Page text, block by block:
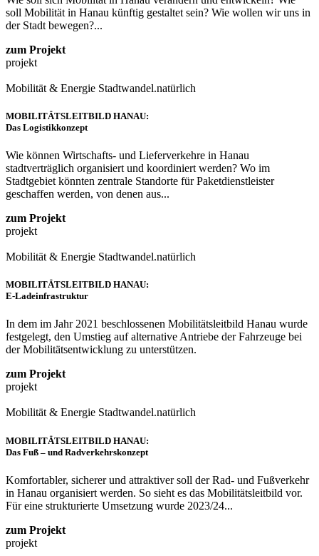
soll Mobilität in Hanau künftig gestaltet sein? Wie wollen wir uns in
der Stadt bewegen?...
zum Projekt
projekt
Mobilität & Energie Stadtwandel.natürlich
MOBILITÄTSLEITBILD HANAU:
Das Logistikkonzept
Wie können Wirtschafts- und Lieferverkehre in Hanau
stadtverträglich organisiert und koordiniert werden? Wo im
Stadtgebiet könnten zentrale Standorte für Paketdienstleister
geschaffen werden, von denen aus...
zum Projekt
projekt
Mobilität & Energie Stadtwandel.natürlich
MOBILITÄTSLEITBILD HANAU:
E-Ladeinfrastruktur
In dem im Jahr 2021 beschlossenen Mobilitätsleitbild Hanau wurde
festgelegt, den Umstieg auf alternative Antriebe der Fahrzeuge bei
der Mobilitätsentwicklung zu unterstützen.
zum Projekt
projekt
Mobilität & Energie Stadtwandel.natürlich
MOBILITÄTSLEITBILD HANAU:
Das Fuß – und Radverkehrskonzept
Komfortabler, sicherer und attraktiver soll der Rad- und Fußverkehr
in Hanau organisiert werden. So sieht es das Mobilitätsleitbild vor.
Für eine strukturierte Umsetzung wurde 2023/24...
zum Projekt
projekt